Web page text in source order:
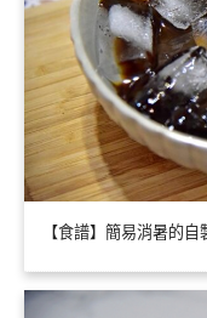
【食譜】簡易消暑的